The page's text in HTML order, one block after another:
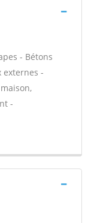
- Bétons
externes -
-